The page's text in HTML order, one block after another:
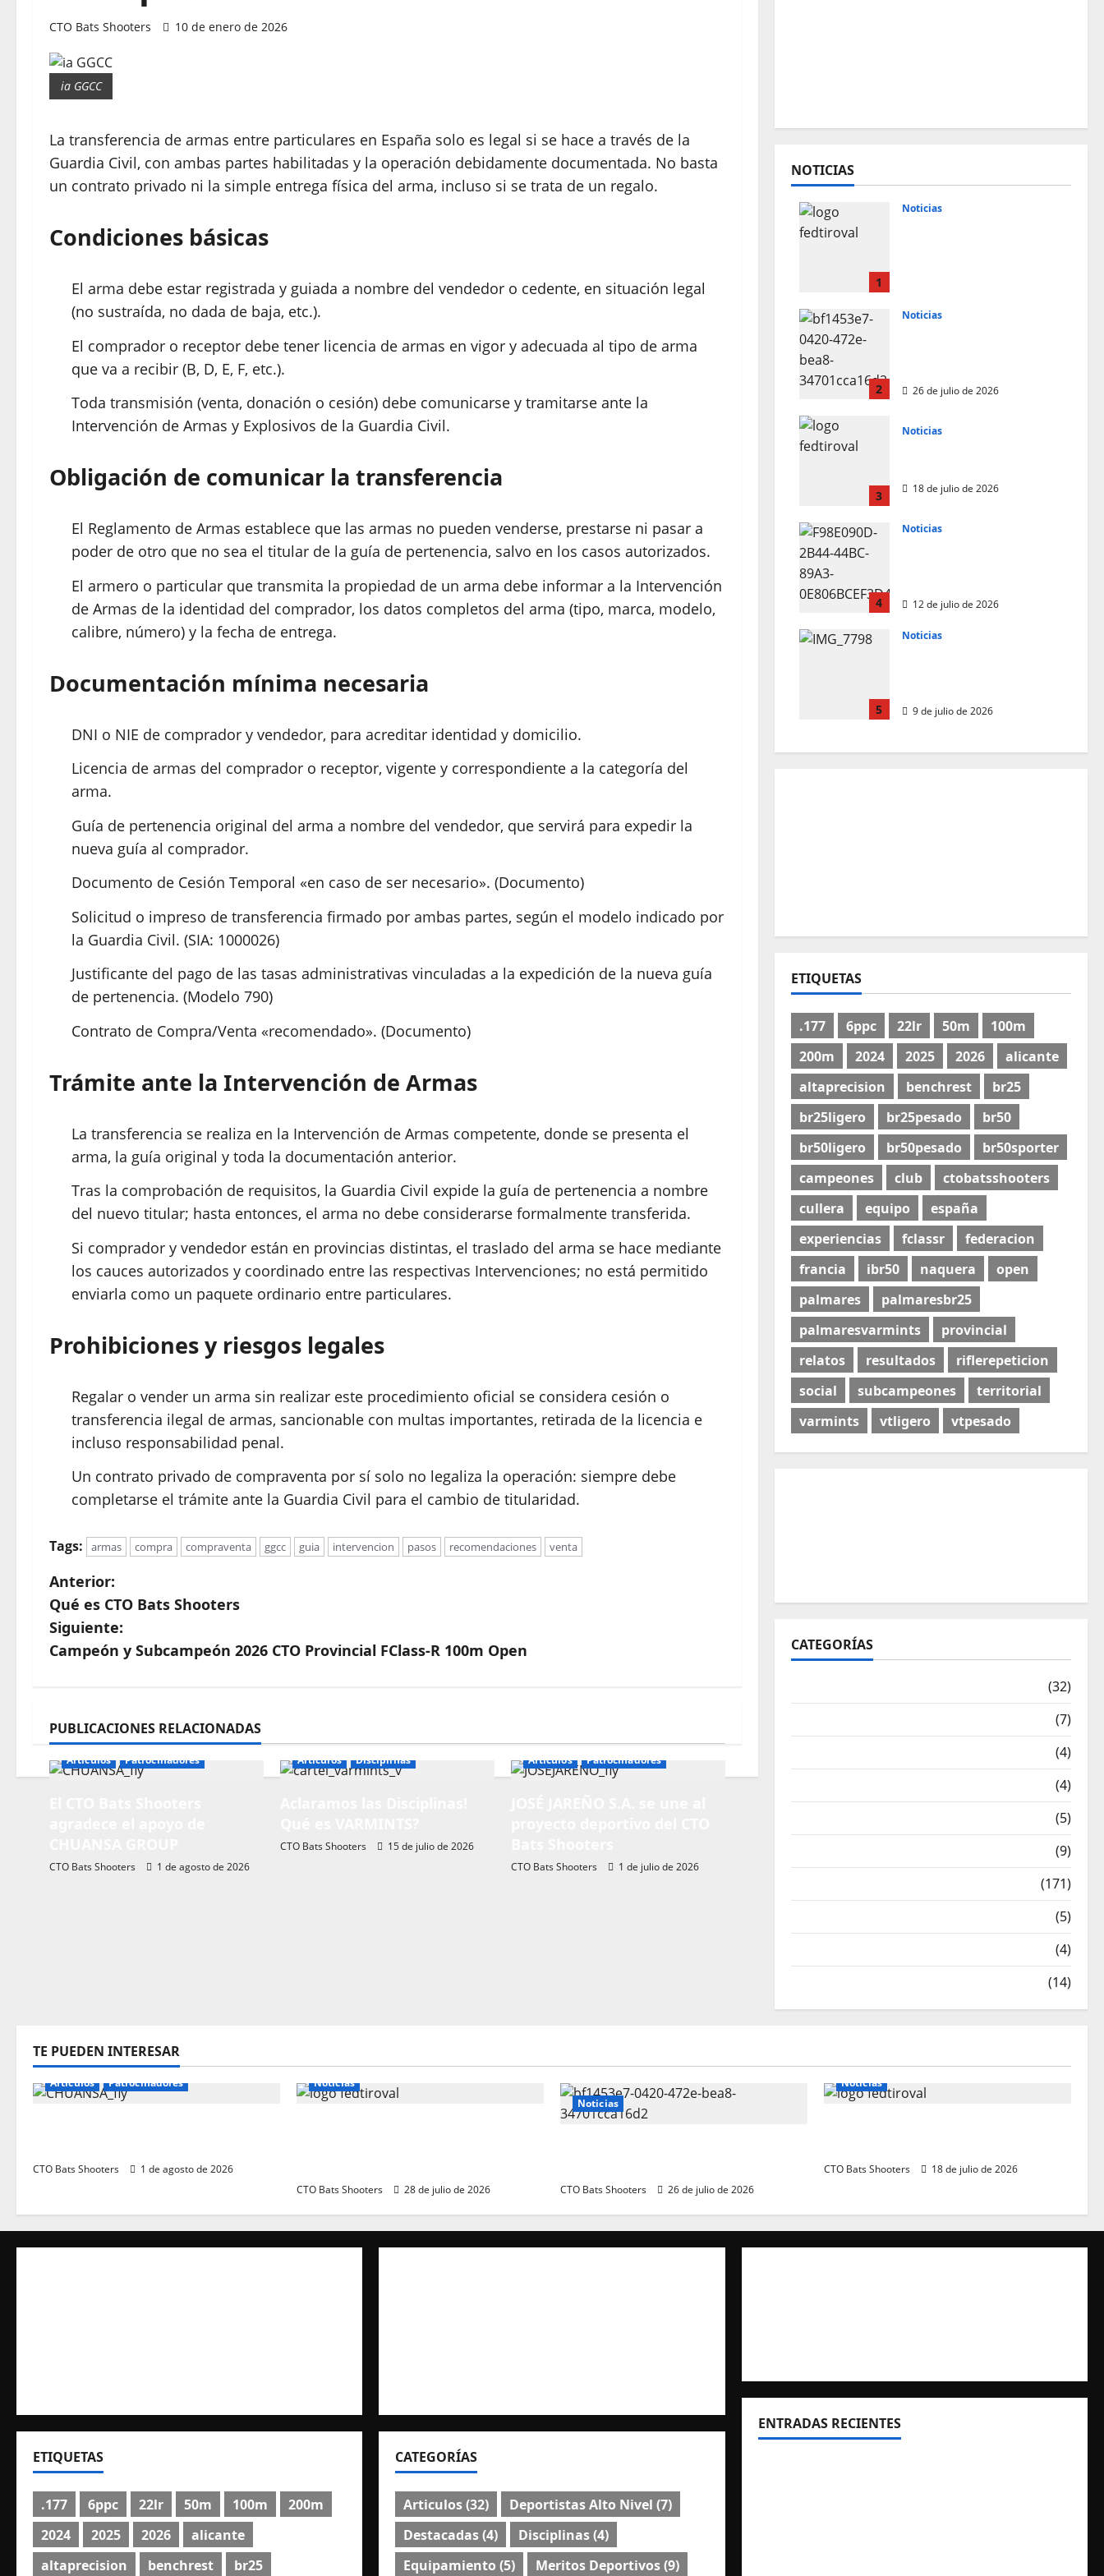
CTO Bats Shooters 10 de enero de 2026
ia GGCC
La transferencia de armas entre particulares en España solo es legal si se hace a través de la
Guardia Civil, con ambas partes habilitadas y la operación debidamente documentada. No basta
un contrato privado ni la simple entrega física del arma, incluso si se trata de un regalo.​​
Condiciones básicas
El arma debe estar registrada y guiada a nombre del vendedor o cedente, en situación legal
(no sustraída, no dada de baja, etc.).​
El comprador o receptor debe tener licencia de armas en vigor y adecuada al tipo de arma
que va a recibir (B, D, E, F, etc.).​
Toda transmisión (venta, donación o cesión) debe comunicarse y tramitarse ante la
Intervención de Armas y Explosivos de la Guardia Civil.​
Obligación de comunicar la transferencia
El Reglamento de Armas establece que las armas no pueden venderse, prestarse ni pasar a
poder de otro que no sea el titular de la guía de pertenencia, salvo en los casos autorizados.​
El armero o particular que transmita la propiedad de un arma debe informar a la Intervención
de Armas de la identidad del comprador, los datos completos del arma (tipo, marca, modelo,
calibre, número) y la fecha de entrega.​
Documentación mínima necesaria
DNI o NIE de comprador y vendedor, para acreditar identidad y domicilio.
Licencia de armas del comprador o receptor, vigente y correspondiente a la categoría del
arma.​
Guía de pertenencia original del arma a nombre del vendedor, que servirá para expedir la
nueva guía al comprador.​
Documento de Cesión Temporal «en caso de ser necesario». (Documento)
Solicitud o impreso de transferencia firmado por ambas partes, según el modelo indicado por
la Guardia Civil. (SIA: 1000026)
Justificante del pago de las tasas administrativas vinculadas a la expedición de la nueva guía
de pertenencia. (Modelo 790)​​
Contrato de Compra/Venta «recomendado». (Documento)
Trámite ante la Intervención de Armas
La transferencia se realiza en la Intervención de Armas competente, donde se presenta el
arma, la guía original y toda la documentación anterior.​
Tras la comprobación de requisitos, la Guardia Civil expide la guía de pertenencia a nombre
del nuevo titular; hasta entonces, el arma no debe considerarse formalmente transferida.​
Si comprador y vendedor están en provincias distintas, el traslado del arma se hace mediante
los cauces autorizados y coordinado entre las respectivas Intervenciones; no está permitido
enviarla como un paquete ordinario entre particulares.
Prohibiciones y riesgos legales
Regalar o vender un arma sin realizar este procedimiento oficial se considera cesión o
transferencia ilegal de armas, sancionable con multas importantes, retirada de la licencia e
incluso responsabilidad penal.​
Un contrato privado de compraventa por sí solo no legaliza la operación: siempre debe
completarse el trámite ante la Guardia Civil para el cambio de titularidad.
Tags: armas compra compraventa ggcc guia intervencion pasos recomendaciones venta
N
a
v
a
c
n
r
a
d
s
Anterior:
Qué es CTO Bats Shooters
Siguiente:
Campeón y Subcampeón 2026 CTO Provincial FClass-R 100m Open
PUBLICACIONES RELACIONADAS
Articulos Patrocinadores
CTO Bats Shooters 1 de agosto de 2026
Articulos Disciplinas
CTO Bats Shooters 15 de julio de 2026
Articulos Patrocinadores
CTO Bats Shooters 1 de julio de 2026
NOTICIAS
1
Noticias
2
Noticias
26 de julio de 2026
3
Noticias
18 de julio de 2026
4
Noticias
12 de julio de 2026
5
Noticias
9 de julio de 2026
ETIQUETAS
.177 6ppc 22lr 50m
100m
200m
2024 2025 2026
alicante
altaprecision
benchrest
br25
br25ligero
br25pesado
br50
br50ligero
br50pesado
br50sporter
campeones
club
ctobatsshooters
cullera
equipo
españa
experiencias
fclassr
federacion
francia
ibr50 naquera
open
palmares
palmaresbr25
palmaresvarmints
provincial
relatos
resultados
riflerepeticion
social
subcampeones
territorial
varmints
vtligero vtpesado
CATEGORÍAS
(32)
(7)
(4)
(4)
(5)
(9)
(171)
(5)
(4)
(14)
TE PUEDEN INTERESAR
Articulos Patrocinadores
CTO Bats Shooters 1 de agosto de 2026
Noticias
CTO Bats Shooters 28 de julio de 2026
Noticias
CTO Bats Shooters 26 de julio de 2026
Noticias
CTO Bats Shooters 18 de julio de 2026
ETIQUETAS
.177 6ppc 22lr 50m 100m
200m
2024
2025 2026
alicante
altaprecision
benchrest br25
CATEGORÍAS
Articulos(32) Deportistas Alto Nivel (7)
Destacadas(4) Disciplinas(4)
Equipamiento (5) Meritos Deportivos(9)
ENTRADAS RECIENTES